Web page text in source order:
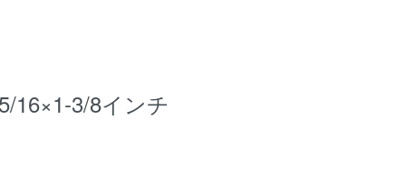
16×1-3/8インチ